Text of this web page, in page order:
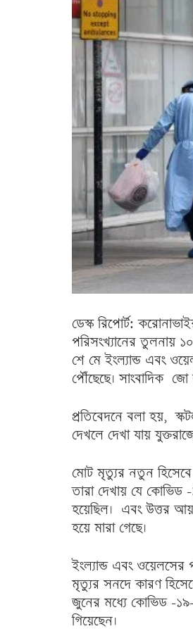
ডেস্ক রিপোর্ট:
পরিসংখ্যানের তুলনায়
শে মে ইংল্যান্ড এবং
পৌঁছেছে। সাংবাদিক জো
প্রতিবেদনে বলা হয়,
দেখলে দেখা যায়
মোট মৃত্যুর নতুন হিসেবে
তারা দেখায় যে কোভিড
হয়েছিল। এবং উত্তর
হয়ে মারা গেছে।
ইংল্যান্ড এবং ওয়েলসের
মৃত্যুর সনদে কারণ
জুনের মধ্যে কোভিড -
গিয়েছেন।